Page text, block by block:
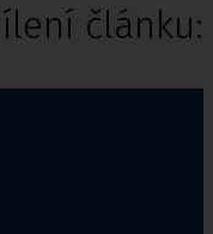
článku: